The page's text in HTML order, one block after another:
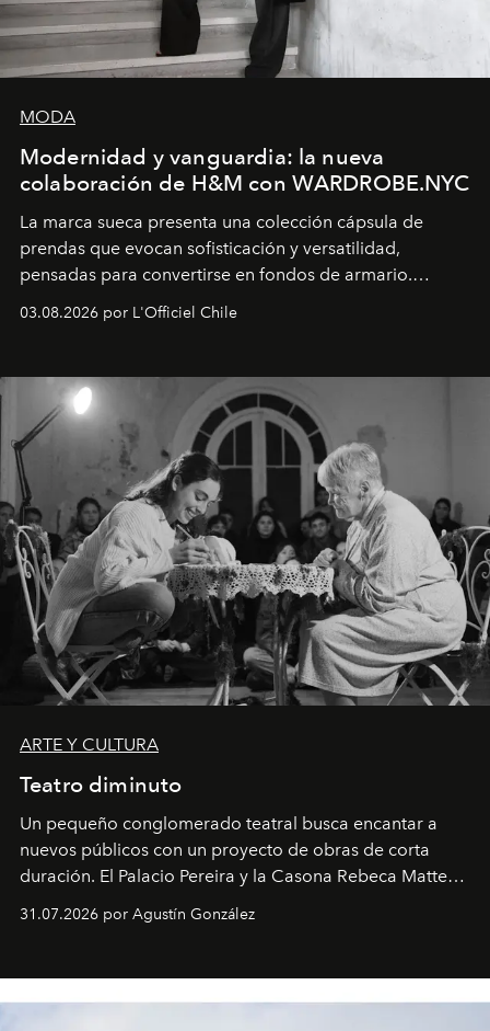
MODA
Modernidad y vanguardia: la nueva
colaboración de H&M con WARDROBE.NYC
La marca sueca presenta una colección cápsula de
prendas que evocan sofisticación y versatilidad,
pensadas para convertirse en fondos de armario.
03.08.2026 por L'Officiel Chile
ARTE Y CULTURA
Teatro diminuto
Un pequeño conglomerado teatral busca encantar a
nuevos públicos con un proyecto de obras de corta
duración. El Palacio Pereira y la Casona Rebeca Matte
miniobras. Sus puestas en escena son limpias; ponen el
31.07.2026 por Agustín González